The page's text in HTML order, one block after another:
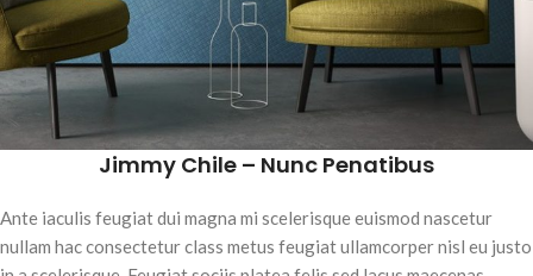
Jimmy Chile – Nunc Penatibus
Ante iaculis feugiat dui magna mi scelerisque euismod nascetur
nullam hac consectetur class metus feugiat ullamcorper nisl eu justo